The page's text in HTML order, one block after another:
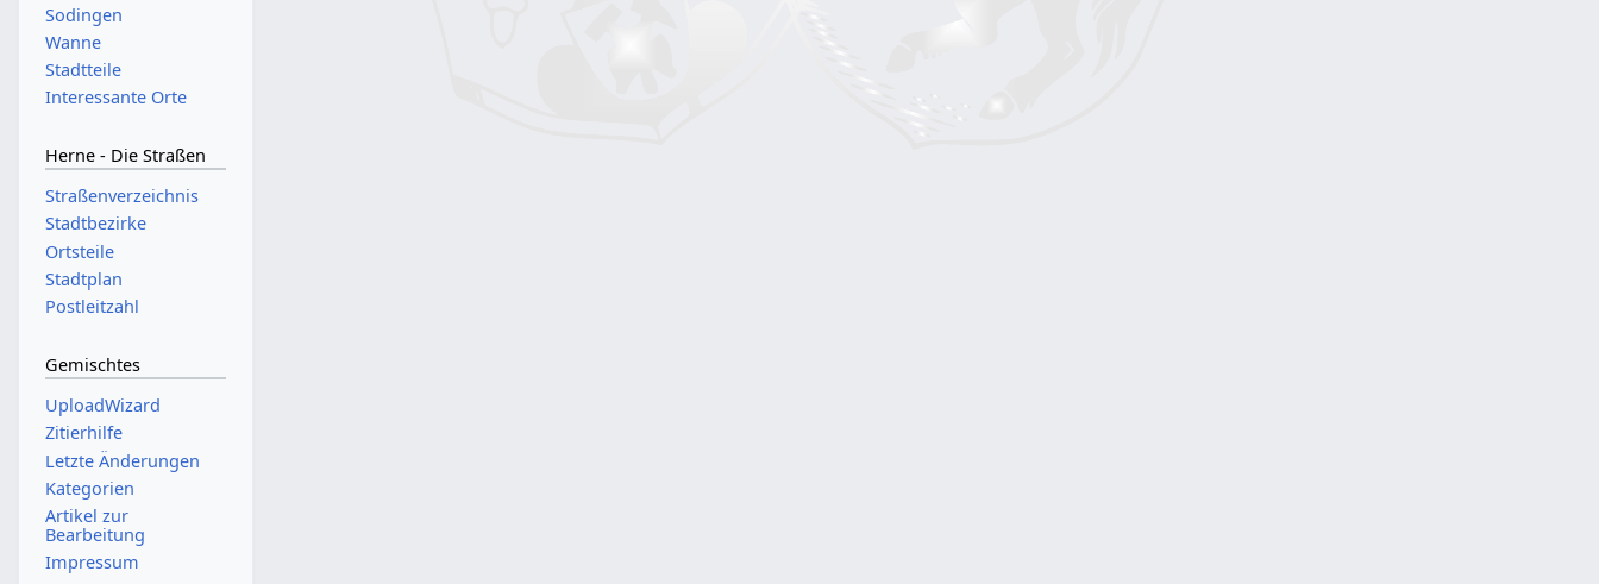
Sodingen
Wanne
Stadtteile
Interessante Orte
Herne - Die Straßen
Straßenverzeichnis
Stadtbezirke
Ortsteile
Stadtplan
Postleitzahl
Gemischtes
UploadWizard
Zitierhilfe
Letzte Änderungen
Kategorien
Artikel zur
Bearbeitung
Impressum